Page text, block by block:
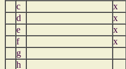
c
x
d
x
e
x
f
x
g
h